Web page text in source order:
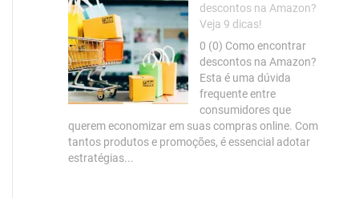
descontos na Amazon?
Veja 9 dicas!
0 (0) Como encontrar
descontos na Amazon?
Esta é uma dúvida
frequente entre
consumidores que
querem economizar em suas compras online. Com
tantos produtos e promoções, é essencial adotar
estratégias...